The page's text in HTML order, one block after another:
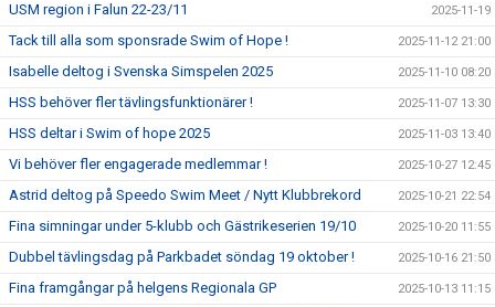
USM region i Falun 22-23/11 2025-11-19
Tack till alla som sponsrade Swim of Hope ! 2025-11-12 21:00
Isabelle deltog i Svenska Simspelen 2025 2025-11-10 08:20
HSS behöver fler tävlingsfunktionärer ! 2025-11-07 13:30
HSS deltar i Swim of hope 2025 2025-11-03 13:40
Vi behöver fler engagerade medlemmar ! 2025-10-27 12:45
Astrid deltog på Speedo Swim Meet / Nytt Klubbrekord 2025-10-21 22:54
Fina simningar under 5-klubb och Gästrikeserien 19/10 2025-10-20 11:55
Dubbel tävlingsdag på Parkbadet söndag 19 oktober ! 2025-10-16 21:50
Fina framgångar på helgens Regionala GP 2025-10-13 11:15